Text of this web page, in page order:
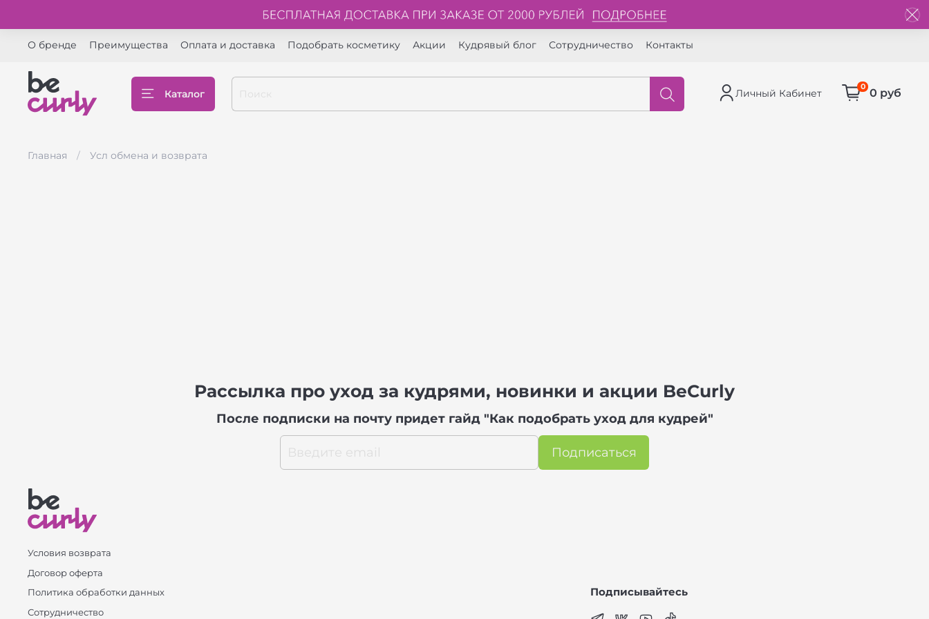
О бренде Преимущества Оплата и доставка Подобрать косметику Акции Кудрявый блог Сотрудничество Контакты
Каталог Личный Кабинет
0 0 руб
Главная Усл обмена и возврата
Рассылка про уход за кудрями, новинки и акции BeCurly
После подписки на почту придет гайд "Как подобрать уход для кудрей"
Подписаться
Условия возврата
Договор оферта
Политика обработки данных
Сотрудничество
Подписывайтесь